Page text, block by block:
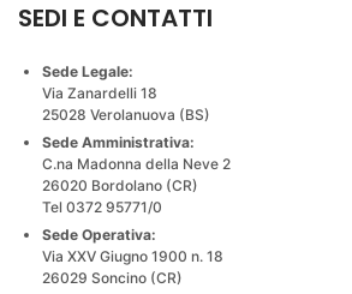
SEDI E CONTATTI
Sede Legale:
Via Zanardelli 18
25028 Verolanuova (BS)
Sede Amministrativa:
C.na Madonna della Neve 2
26020 Bordolano (CR)
Tel 0372 95771/0
Sede Operativa:
Via XXV Giugno 1900 n. 18
26029 Soncino (CR)